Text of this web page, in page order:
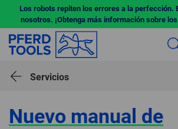
Los robots repiten los errores a la perfección.
nosotros. ¡Obtenga más información sobre
Servicios
Nuevo manual de